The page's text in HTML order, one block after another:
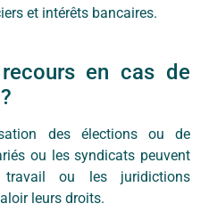
et intérêts bancaires.
en cas de
des élections ou de
ou les syndicats peuvent
travail ou les juridictions
leurs droits.